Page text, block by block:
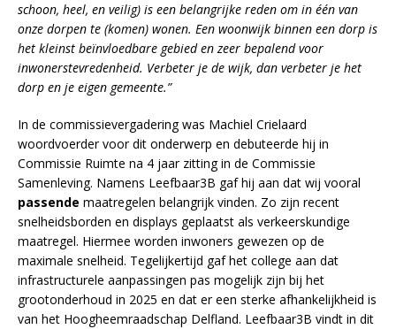
schoon, heel, en veilig) is een belangrijke reden om in één van
onze dorpen te (komen) wonen. Een woonwijk binnen een dorp is
het kleinst beïnvloedbare gebied en zeer bepalend voor
inwonerstevredenheid. Verbeter je de wijk, dan verbeter je het
dorp en je eigen gemeente.”
In de commissievergadering was Machiel Crielaard
woordvoerder voor dit onderwerp en debuteerde hij in
Commissie Ruimte na 4 jaar zitting in de Commissie
Samenleving. Namens Leefbaar3B gaf hij aan dat wij vooral
passende maatregelen belangrijk vinden. Zo zijn recent
snelheidsborden en displays geplaatst als verkeerskundige
maatregel. Hiermee worden inwoners gewezen op de
maximale snelheid. Tegelijkertijd gaf het college aan dat
infrastructurele aanpassingen pas mogelijk zijn bij het
grootonderhoud in 2025 en dat er een sterke afhankelijkheid is
van het Hoogheemraadschap Delfland. Leefbaar3B vindt in dit